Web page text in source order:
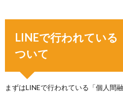
LINEで行われている
ついて
まずはLINEで行われている「個人間